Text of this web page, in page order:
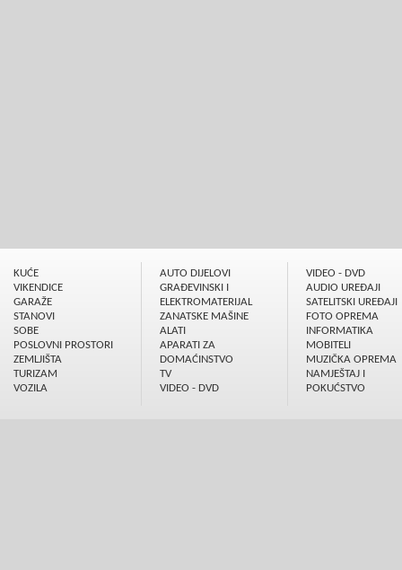
KUĆE
VIKENDICE
GARAŽE
STANOVI
SOBE
POSLOVNI PROSTORI
ZEMLJIŠTA
TURIZAM
VOZILA
AUTO DIJELOVI
GRAÐEVINSKI I
ELEKTROMATERIJAL
ZANATSKE MAŠINE
ALATI
APARATI ZA
DOMAĆINSTVO
TV
VIDEO - DVD
VIDEO - DVD
AUDIO UREÐAJI
SATELITSKI UREÐAJI
FOTO OPREMA
INFORMATIKA
MOBITELI
MUZIČKA OPREMA
NAMJEŠTAJ I
POKUĆSTVO